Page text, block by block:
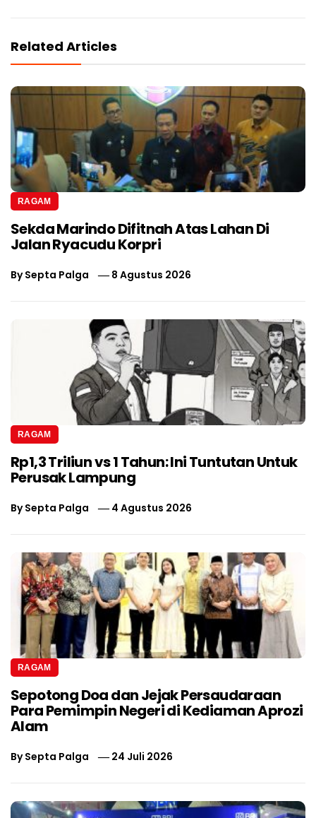
Related Articles
RAGAM
Sekda Marindo Difitnah Atas Lahan Di
Jalan Ryacudu Korpri
BySepta Palga 8 Agustus 2026
RAGAM
Rp1,3 Triliun vs 1 Tahun: Ini Tuntutan Untuk
Perusak Lampung
BySepta Palga 4 Agustus 2026
RAGAM
Sepotong Doa dan Jejak Persaudaraan
Para Pemimpin Negeri di Kediaman Aprozi
Alam
BySepta Palga 24 Juli 2026